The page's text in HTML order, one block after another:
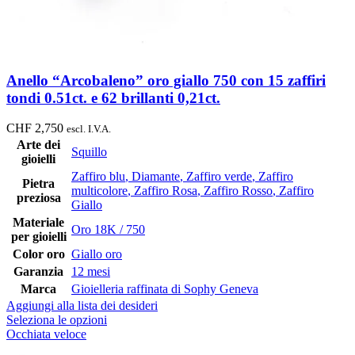
Anello “Arcobaleno” oro giallo 750 con 15 zaffiri
tondi 0.51ct. e 62 brillanti 0,21ct.
CHF 2,750 escl. I.V.A.
Arte dei
gioielli
Squillo
Pietra
preziosa
Zaffiro blu, Diamante, Zaffiro verde, Zaffiro
multicolore, Zaffiro Rosa, Zaffiro Rosso, Zaffiro
Giallo
Materiale
per gioielli
Oro 18K / 750
Color oro Giallo oro
Garanzia
12 mesi
Marca
Gioielleria raffinata di Sophy Geneva
Aggiungi alla lista dei desideri
Seleziona le opzioni
Occhiata veloce